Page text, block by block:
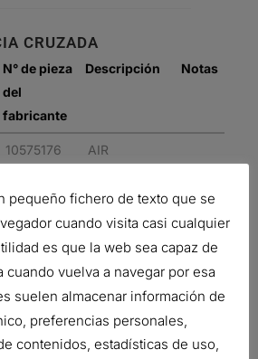
CRUZADA
N° de pieza
del
fabricante
Descripción Notas
10575176
AIR
FRG
RADIALSEAL
105751763
AIR
CLEANER,
FRG
RADIALSEAL
pequeño fichero de texto que se
cuando visita casi cualquier
es que la web sea capaz de
cuando vuelva a navegar por esa
suelen almacenar información de
preferencias personales,
contenidos, estadísticas de uso,